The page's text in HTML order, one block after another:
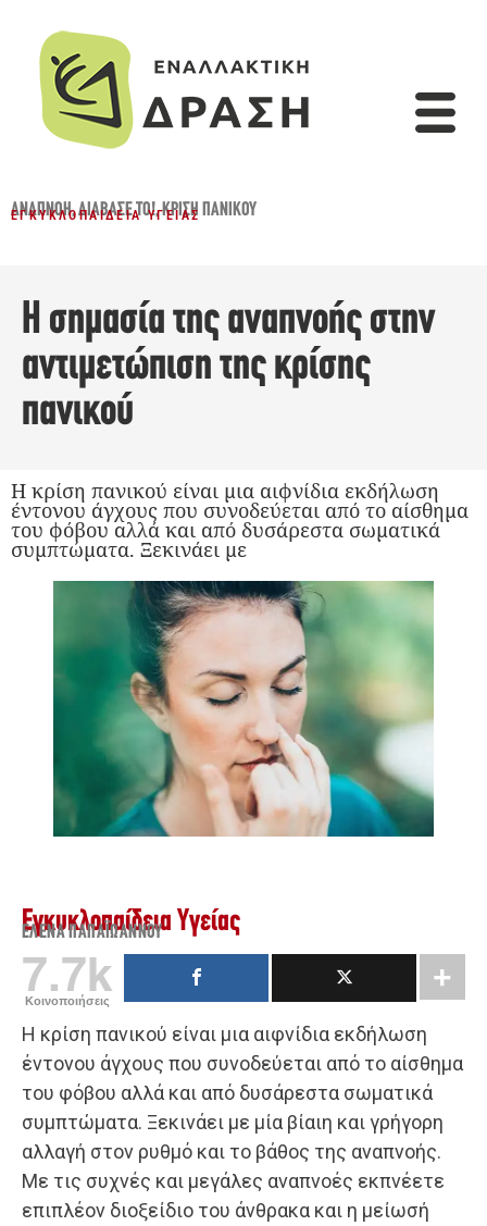
ΑΝΑΠΝΟΉ,ΔΙΆΒΑΣΈ ΤΟ!,ΚΡΊΣΗ ΠΑΝΙΚΟΎ
ΕΓΚΥΚΛΟΠΑΊΔΕΙΑ ΥΓΕΊΑΣ
Η σημασία της αναπνοής στην
αντιμετώπιση της κρίσης
πανικού
Η κρίση πανικού είναι μια αιφνίδια εκδήλωση
έντονου άγχους που συνοδεύεται από το αίσθημα
του φόβου αλλά και από δυσάρεστα σωματικά
συμπτώματα. Ξεκινάει με
Εγκυκλοπαίδεια Υγείας
ΈΛΕΝΑ ΠΑΠΑΪ́ΩΆΝΝΟΥ
7.7k
Κοινοποιήσεις
Η κρίση πανικού είναι μια αιφνίδια εκδήλωση
έντονου άγχους που συνοδεύεται από το αίσθημα
του φόβου αλλά και από δυσάρεστα σωματικά
συμπτώματα. Ξεκινάει με μία βίαιη και γρήγορη
αλλαγή στον ρυθμό και το βάθος της αναπνοής.
Με τις συχνές και μεγάλες αναπνοές εκπνέετε
επιπλέον διοξείδιο του άνθρακα και η μείωσή